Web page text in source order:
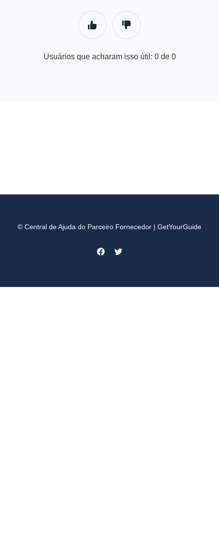
Usuários que acharam isso útil: 0 de 0
© Central de Ajuda do Parceiro Fornecedor | GetYourGuide
Facebook
Twitter